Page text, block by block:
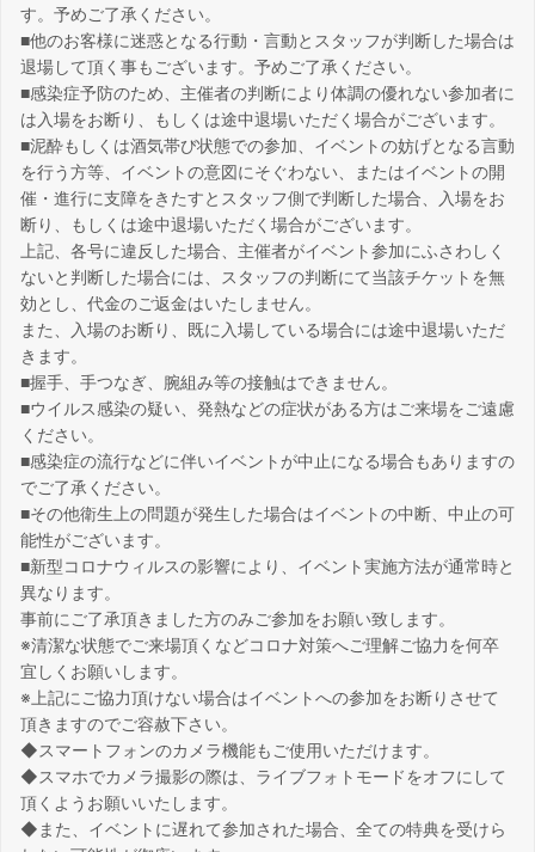
す。予めご了承ください。
■他のお客様に迷惑となる行動・言動とスタッフが判断した場合は
退場して頂く事もございます。予めご了承ください。
■感染症予防のため、主催者の判断により体調の優れない参加者に
は入場をお断り、もしくは途中退場いただく場合がございます。
■泥酔もしくは酒気帯び状態での参加、イベントの妨げとなる言動
を行う方等、イベントの意図にそぐわない、またはイベントの開
催・進行に支障をきたすとスタッフ側で判断した場合、入場をお
断り、もしくは途中退場いただく場合がございます。
上記、各号に違反した場合、主催者がイベント参加にふさわしく
ないと判断した場合には、スタッフの判断にて当該チケットを無
効とし、代金のご返金はいたしません。
また、入場のお断り、既に入場している場合には途中退場いただ
きます。
■握手、手つなぎ、腕組み等の接触はできません。
■ウイルス感染の疑い、発熱などの症状がある方はご来場をご遠慮
ください。
■感染症の流行などに伴いイベントが中止になる場合もありますの
でご了承ください。
■その他衛生上の問題が発生した場合はイベントの中断、中止の可
能性がございます。
■新型コロナウィルスの影響により、イベント実施方法が通常時と
異なります。
事前にご了承頂きました方のみご参加をお願い致します。
※清潔な状態でご来場頂くなどコロナ対策へご理解ご協力を何卒
宜しくお願いします。
※上記にご協力頂けない場合はイベントへの参加をお断りさせて
頂きますのでご容赦下さい。
◆スマートフォンのカメラ機能もご使用いただけます。
◆スマホでカメラ撮影の際は、ライブフォトモードをオフにして
頂くようお願いいたします。
◆また、イベントに遅れて参加された場合、全ての特典を受けら